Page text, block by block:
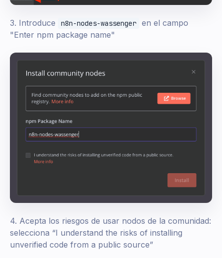
3. Introduce n8n-nodes-wassenger
en el campo
"Enter npm package name"
4. Acepta los riesgos de usar nodos de la comunidad:
selecciona “I understand the risks of installing
unverified code from a public source”